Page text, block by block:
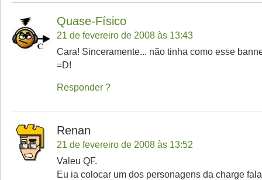
Quase-Físico
21 de fevereiro de 2008 às 13:43
Cara! Sinceramente... não tinha como esse
=D!
Responder
Renan
21 de fevereiro de 2008 às 13:52
Valeu QF.
Eu ia colocar um dos personagens da charge